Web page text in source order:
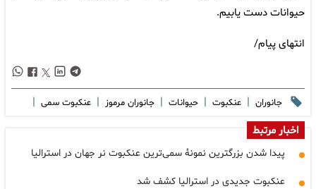
حیوانات دست یابیم.
انتهای پیام/
جانوران | عنکبوت | حیوانات | جانوران مرموز | عنکبوت سمی |
اخبار مرتبط
پیدا شدن بزرگترین نمونۀ سمی‌ترین عنکبوت نر جهان در استرالیا
عنکبوت جدیدی در استرالیا کشف شد